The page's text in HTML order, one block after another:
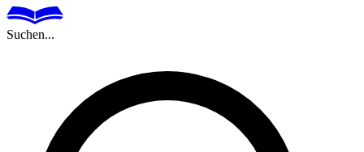
Suchen...